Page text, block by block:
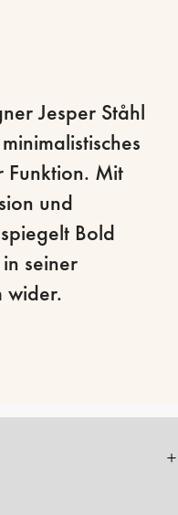
Jesper Ståhl
Funktion. Mit
und
Bold
seiner
wider.